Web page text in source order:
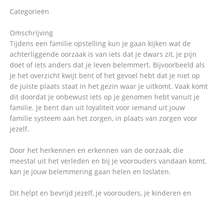
Categorieën
Omschrijving
Tijdens een familie opstelling kun je gaan kijken wat de
achterliggende oorzaak is van iets dat je dwars zit, je pijn
doet of iets anders dat je leven belemmert. Bijvoorbeeld als
je het overzicht kwijt bent of het gevoel hebt dat je niet op
de juiste plaats staat in het gezin waar je uitkomt. Vaak komt
dit doordat je onbewust iets op je genomen hebt vanuit je
familie. Je bent dan uit loyaliteit voor iemand uit jouw
familie systeem aan het zorgen, in plaats van zorgen voor
jezelf.
Door het herkennen en erkennen van de oorzaak, die
meestal uit het verleden en bij je voorouders vandaan komt,
kan je jouw belemmering gaan helen en loslaten.
Dit helpt en bevrijd jezelf, je voorouders, je kinderen en